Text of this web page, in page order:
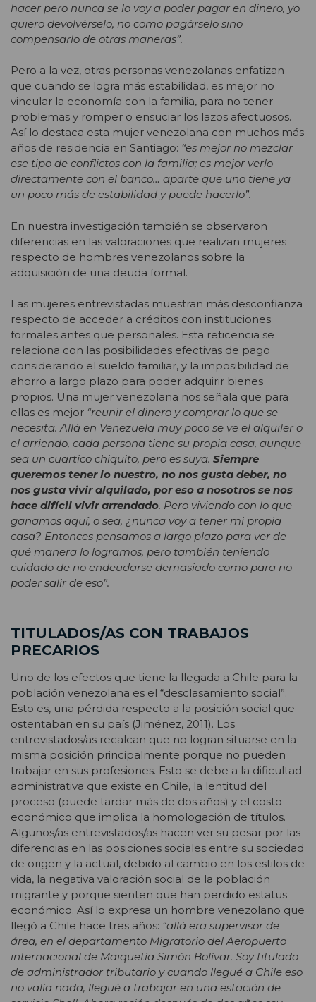
hacer pero nunca se lo voy a poder pagar en dinero, yo
quiero devolvérselo, no como pagárselo sino
compensarlo de otras maneras”.
Pero a la vez, otras personas venezolanas enfatizan
que cuando se logra más estabilidad, es mejor no
vincular la economía con la familia, para no tener
problemas y romper o ensuciar los lazos afectuosos.
Así lo destaca esta mujer venezolana con muchos más
años de residencia en Santiago: “es mejor no mezclar
ese tipo de conflictos con la familia; es mejor verlo
directamente con el banco… aparte que uno tiene ya
un poco más de estabilidad y puede hacerlo”.
En nuestra investigación también se observaron
diferencias en las valoraciones que realizan mujeres
respecto de hombres venezolanos sobre la
adquisición de una deuda formal.
Las mujeres entrevistadas muestran más desconfianza
respecto de acceder a créditos con instituciones
formales antes que personales. Esta reticencia se
relaciona con las posibilidades efectivas de pago
considerando el sueldo familiar, y la imposibilidad de
ahorro a largo plazo para poder adquirir bienes
propios. Una mujer venezolana nos señala que para
ellas es mejor “reunir el dinero y comprar lo que se
necesita. Allá en Venezuela muy poco se ve el alquiler o
el arriendo, cada persona tiene su propia casa, aunque
sea un cuartico chiquito, pero es suya. Siempre
queremos tener lo nuestro, no nos gusta deber, no
nos gusta vivir alquilado, por eso a nosotros se nos
hace difícil vivir arrendado. Pero viviendo con lo que
ganamos aquí, o sea, ¿nunca voy a tener mi propia
casa? Entonces pensamos a largo plazo para ver de
qué manera lo logramos, pero también teniendo
cuidado de no endeudarse demasiado como para no
poder salir de eso”.
TITULADOS/AS CON TRABAJOS
PRECARIOS
Uno de los efectos que tiene la llegada a Chile para la
población venezolana es el “desclasamiento social”.
Esto es, una pérdida respecto a la posición social que
ostentaban en su país (Jiménez, 2011). Los
entrevistados/as recalcan que no logran situarse en la
misma posición principalmente porque no pueden
trabajar en sus profesiones. Esto se debe a la dificultad
administrativa que existe en Chile, la lentitud del
proceso (puede tardar más de dos años) y el costo
económico que implica la homologación de títulos.
Algunos/as entrevistados/as hacen ver su pesar por las
diferencias en las posiciones sociales entre su sociedad
de origen y la actual, debido al cambio en los estilos de
vida, la negativa valoración social de la población
migrante y porque sienten que han perdido estatus
económico. Así lo expresa un hombre venezolano que
llegó a Chile hace tres años: “allá era supervisor de
área, en el departamento Migratorio del Aeropuerto
internacional de Maiquetía Simón Bolívar. Soy titulado
de administrador tributario y cuando llegué a Chile eso
no valía nada, llegué a trabajar en una estación de